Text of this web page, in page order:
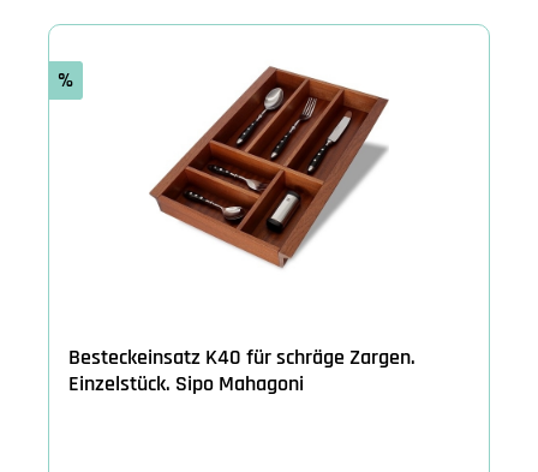
%
Besteckeinsatz K40 für schräge Zargen.
Einzelstück. Sipo Mahagoni